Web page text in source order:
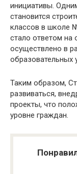
инициативы.
становится
классов в школе
стало ответом на
осуществлено в
образовательных
Таким образом,
развиваться,
проекты, что
уровне граждан.